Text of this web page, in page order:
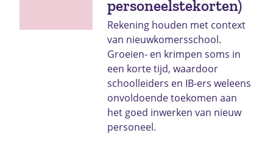
personeelstekorten)
Rekening houden met context
van nieuwkomersschool.
Groeien- en krimpen soms in
een korte tijd, waardoor
schoolleiders en IB-ers weleens
onvoldoende toekomen aan
het goed inwerken van nieuw
personeel.